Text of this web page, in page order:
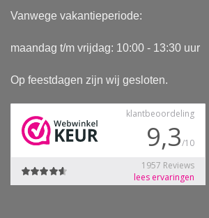
Vanwege vakantieperiode:
maandag t/m vrijdag: 10:00 - 13:30 uur
Op feestdagen zijn wij gesloten.